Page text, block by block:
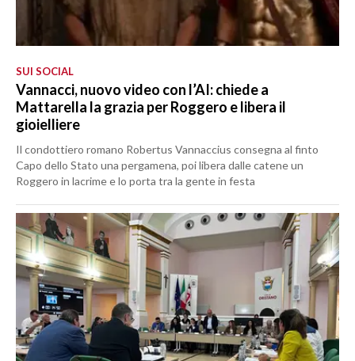
SUI SOCIAL
Vannacci, nuovo video con l’AI: chiede a
Mattarella la grazia per Roggero e libera il
gioielliere
Il condottiero romano Robertus Vannaccius consegna al finto
Capo dello Stato una pergamena, poi libera dalle catene un
Roggero in lacrime e lo porta tra la gente in festa